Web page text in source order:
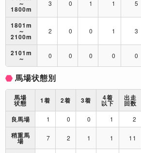
～
1800m
3 0 1 1 5
1801m
～
2100m
2 0 0 1 3
2101m
～ 0 0 0 0 0
馬場状態別
馬場
状態 1着 2着 3着 4着
以下
出走
回数
良馬場
1 0 0 1 2
稍重馬
場 7 2 1 1 11